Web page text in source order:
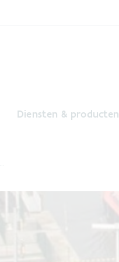
Diensten & producten